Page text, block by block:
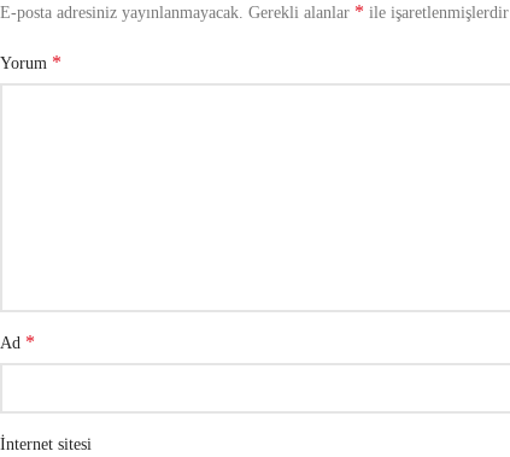
E-posta adresiniz yayınlanmayacak. Gerekli alanlar * ile işaretlenmişlerdir
Yorum *
Ad *
İnternet sitesi